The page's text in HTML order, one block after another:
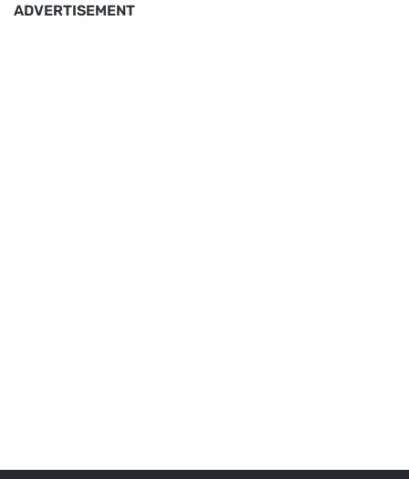
ADVERTISEMENT